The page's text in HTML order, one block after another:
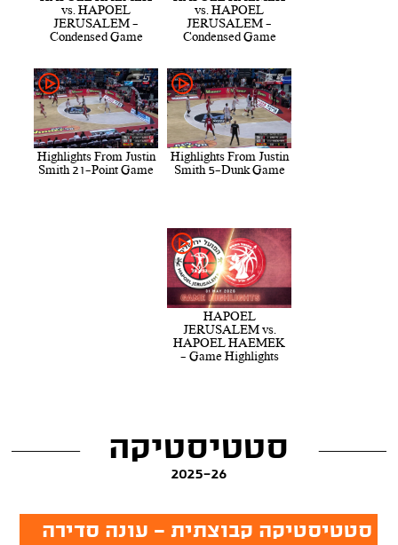
vs. HAPOEL
JERUSALEM -
Condensed Game
vs. HAPOEL
JERUSALEM -
Condensed Game
Highlights From Justin
Smith 5-Dunk Game
Highlights From Justin
Smith 21-Point Game
HAPOEL
JERUSALEM vs.
HAPOEL HAEMEK
- Game Highlights
סטטיסטיקה
2025-26
סטטיסטיקה קבוצתית - עונה סדירה